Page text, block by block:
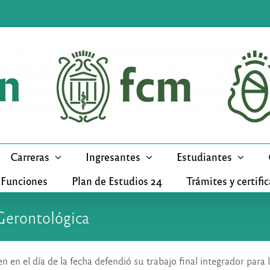
Carreras Ingresantes Estudiantes
Plan de Estudios 24 Trámites y
en el día de la fecha defendió su trabajo final integrador